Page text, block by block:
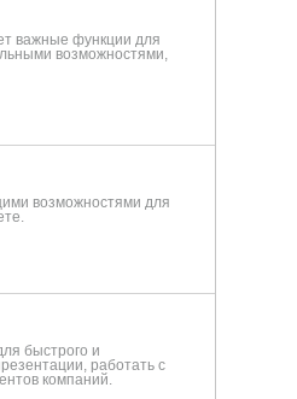
важные функции для
возможностями,
возможностями для
быстрого и
работать с
компаний.